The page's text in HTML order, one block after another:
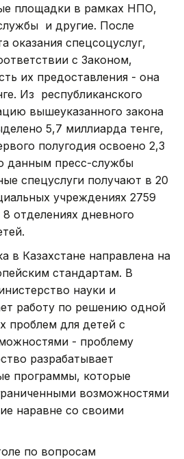
площадки в рамках НПО,
и другие. После
оказания спецсоцуслуг,
с Законом,
их предоставления - она
Из республиканского
вышеуказанного закона
5,7 миллиарда тенге,
полугодия освоено 2,3
данным пресс-службы
спецуслуги получают в 20
учреждениях 2759
отделениях дневного
в Казахстане направлена на
стандартам. В
науки и
работу по решению одной
проблем для детей с
- проблему
разрабатывает
программы, которые
возможностями
наравне со своими
по вопросам